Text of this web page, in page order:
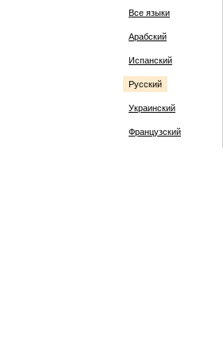
Все языки
Арабский
Испанский
Русский
Украинский
Французский